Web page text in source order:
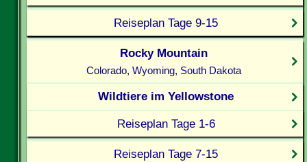
Reiseplan Tage 9-15
Rocky Mountain
Colorado, Wyoming, South Dakota
Wildtiere im Yellowstone
Reiseplan Tage 1-6
Reiseplan Tage 7-15